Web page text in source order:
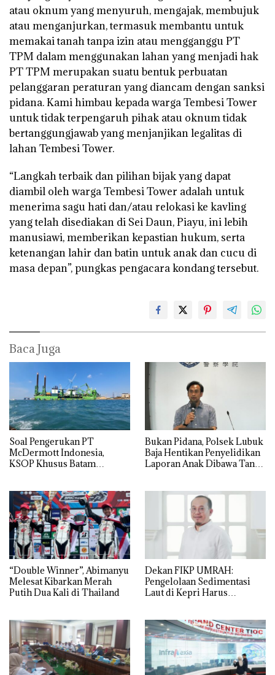
atau oknum yang menyuruh, mengajak, membujuk
atau menganjurkan, termasuk membantu untuk
memakai tanah tanpa izin atau mengganggu PT
TPM dalam menggunakan lahan yang menjadi hak
PT TPM merupakan suatu bentuk perbuatan
pelanggaran peraturan yang diancam dengan sanksi
pidana. Kami himbau kepada warga Tembesi Tower
untuk tidak terpengaruh pihak atau oknum tidak
bertanggungjawab yang menjanjikan legalitas di
lahan Tembesi Tower.
“Langkah terbaik dan pilihan bijak yang dapat
diambil oleh warga Tembesi Tower adalah untuk
menerima sagu hati dan/atau relokasi ke kavling
yang telah disediakan di Sei Daun, Piayu, ini lebih
manusiawi, memberikan kepastian hukum, serta
ketenangan lahir dan batin untuk anak dan cucu di
masa depan”, pungkas pengacara kondang tersebut.
Baca Juga
‎Soal Pengerukan PT
McDermott Indonesia,
KSOP Khusus Batam
Bukan Pidana, Polsek Lubuk
Baja Hentikan Penyelidikan
Laporan Anak Dibawa Tanpa
“Double Winner”, Abimanyu
Melesat Kibarkan Merah
Putih Dua Kali di Thailand
Dekan FIKP UMRAH:
Pengelolaan Sedimentasi
Laut di Kepri Harus
dengan Konservasi